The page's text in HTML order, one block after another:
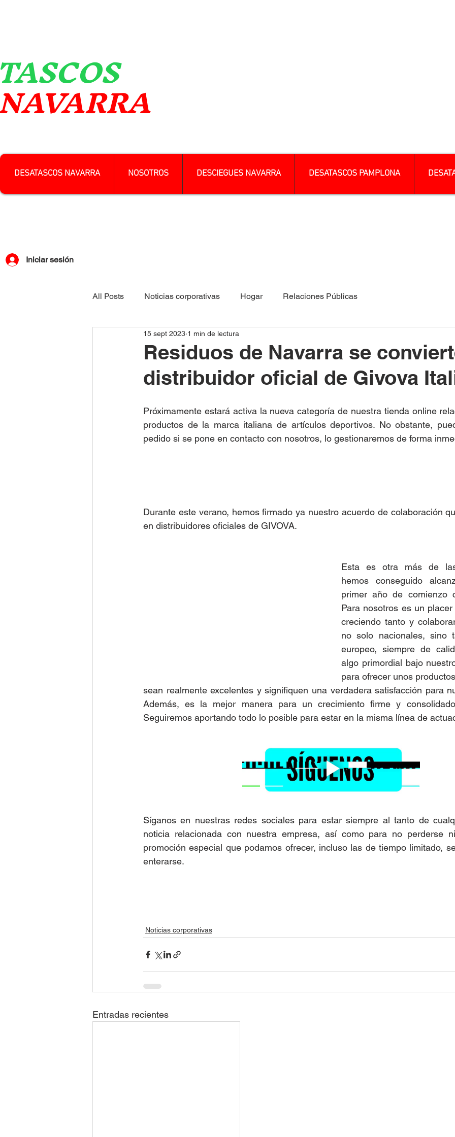
Iniciar sesión
DESATASCOS NAVARRA NOSOTROS DESCIEGUES NAVARRA DESATASCOS PAMPLONA
All Posts Noticias corporativas Hogar Relaciones Públicas
Residuos de Navarra se
distribuidor oficial de Givova
15 sept 2023 1 min de lectura
Próximamente estará activa la nueva categoría de nuestra tienda online
productos de la marca italiana de artículos deportivos. No obstante,
pedido si se pone en contacto con nosotros, lo gestionaremos de forma
Durante este verano, hemos firmado ya nuestro acuerdo de colaboración
en distribuidores oficiales de GIVOVA.
Esta es otra más de
hemos conseguido
primer año de comienzo
Para nosotros es un
creciendo tanto y
no solo nacionales, sino
europeo, siempre de
algo primordial bajo
para ofrecer unos
sean realmente excelentes y signifiquen una verdadera satisfacción para
Además, es la mejor manera para un crecimiento firme y
Seguiremos aportando todo lo posible para estar en la misma línea de
Síganos en nuestras redes sociales para estar siempre al tanto de
noticia relacionada con nuestra empresa, así como para no perderse
promoción especial que podamos ofrecer, incluso las de tiempo limitado,
enterarse.
Noticias corporativas
Entradas recientes